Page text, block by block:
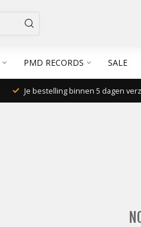
PMD RECORDS SALE
Je bestelling binnen 5 dagen